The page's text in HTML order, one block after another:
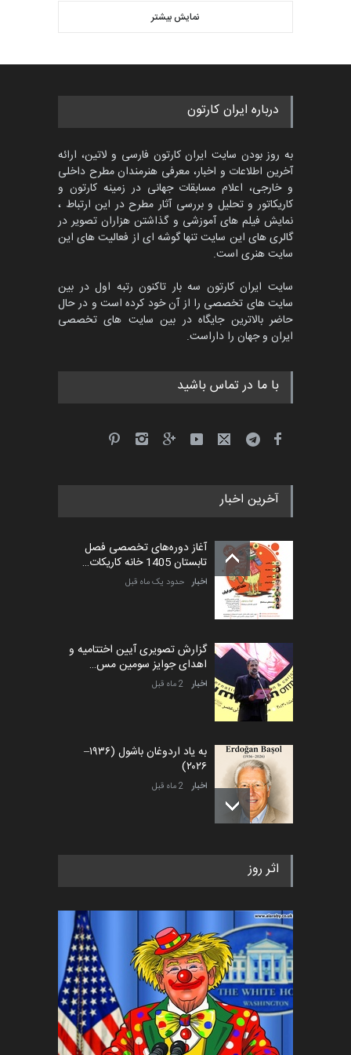
کارتون CARTUNION ، …
مسابقۀ بین‌المللی کارتون و
کاریکاتور «البغلی…
جشنواره بین‌المللی کارتون
مدارس پرتغال، ۲۰۲۷
مهلت 4 ماه دیگر
پنجمین مسابقۀ بین‌المللی
کارتون طنز «کلاه‌ای…
مهلت
گالری حدود یک ماه قبل
نمایش بیشتر
درباره ایران کارتون
به روز بودن سایت ایران کارتون فارسی و لاتین، ارائه
آخرین اطلاعات و اخبار، معرفی هنرمندان مطرح داخلی
و خارجی، اعلام مسابقات جهانی در زمینه کارتون و
کاریکاتور و تحلیل و بررسی آثار مطرح در این ارتباط ،
نمایش فیلم های آموزشی و گذاشتن هزاران تصویر در
گالری های این سایت تنها گوشه ای از فعالیت های این
سایت هنری است.
سایت ایران کارتون سه بار تاکنون رتبه اول در بین
سایت های تخصصی را از آن خود کرده است و در حال
حاضر بالاترین جایگاه در بین سایت های تخصصی
ایران و جهان را داراست.
با ما در تماس باشید
آخرین اخبار
آغاز دوره‌های تخصصی فصل
تابستان 1405 خانه کاریکات…
اخبار حدود یک ماه قبل
گزارش تصویری آیین اختتامیه و
اهدای جوایز سومین مس…
اخبار 2 ماه قبل
به یاد اردوغان باشول (۱۹۳۶–
۲۰۲۶)
اخبار 2 ماه قبل
رویداد کارگاهی کارتون و پوستر
اخبار 5 ماه قبل
فراخوان رویداد کارگاهی کارتون و
پوستر "ایران سربل…
اخبار 6 ماه قبل
اثر روز